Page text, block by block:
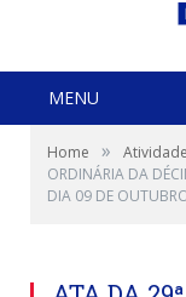
MENU
Home »
ORDINÁRIA DA
DIA 09 DE